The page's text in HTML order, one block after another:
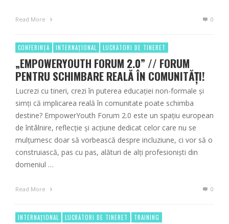
Read More 0
CONFERINȚĂ INTERNAȚIONAL LUCRĂTORI DE TINERET
„EMPOWERYOUTH FORUM 2.0” // FORUM
PENTRU SCHIMBARE REALĂ ÎN COMUNITĂȚI!
Lucrezi cu tineri, crezi în puterea educației non-formale și
simți că implicarea reală în comunitate poate schimba
destine? EmpowerYouth Forum 2.0 este un spațiu european
de întâlnire, reflecție și acțiune dedicat celor care nu se
mulțumesc doar să vorbească despre incluziune, ci vor să o
construiască, pas cu pas, alături de alți profesioniști din
domeniul …
Read More 0
INTERNAȚIONAL LUCRĂTORI DE TINERET TRAINING